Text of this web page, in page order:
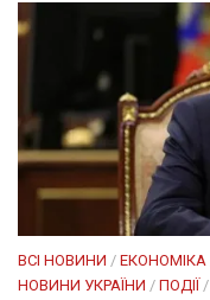
ВСІ НОВИНИ / ЕКОНОМІКА
НОВИНИ УКРАЇНИ / ПОДІЇ/